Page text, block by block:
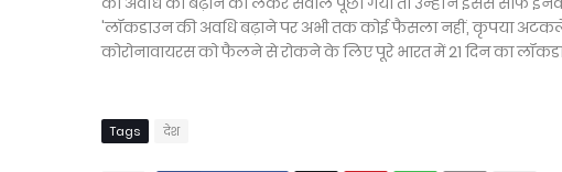
'लॉकडाउन की अवधि बढ़ाने पर अभी तक कोई फैसला नहीं, कृपया
कोरोनावायरस को फैलने से रोकने के लिए पूरे भारत में 21 दिन का
Tags देश